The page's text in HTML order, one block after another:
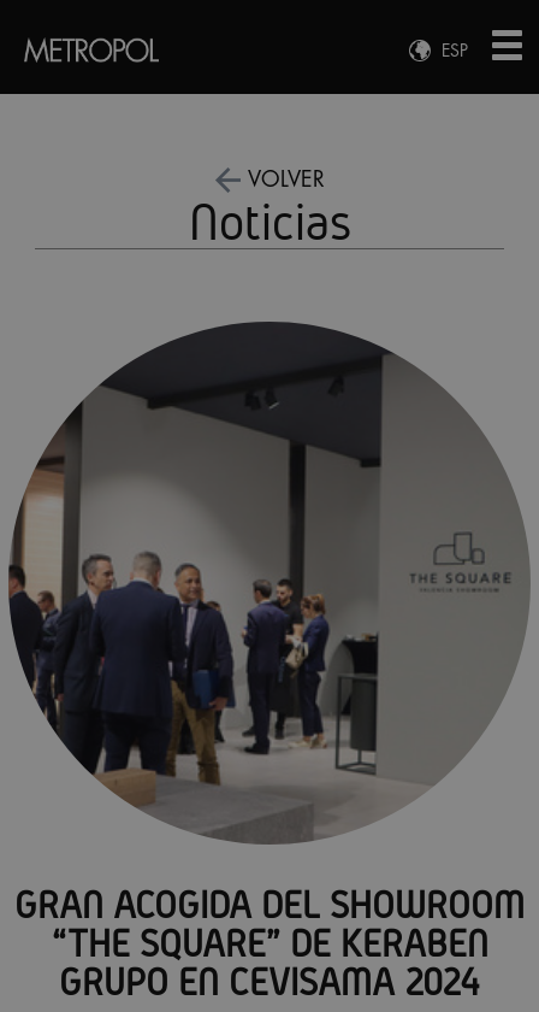
ESP
ENG
VOLVER
Noticias
GRAN ACOGIDA DEL SHOWROOM
“THE SQUARE” DE KERABEN
GRUPO EN CEVISAMA 2024